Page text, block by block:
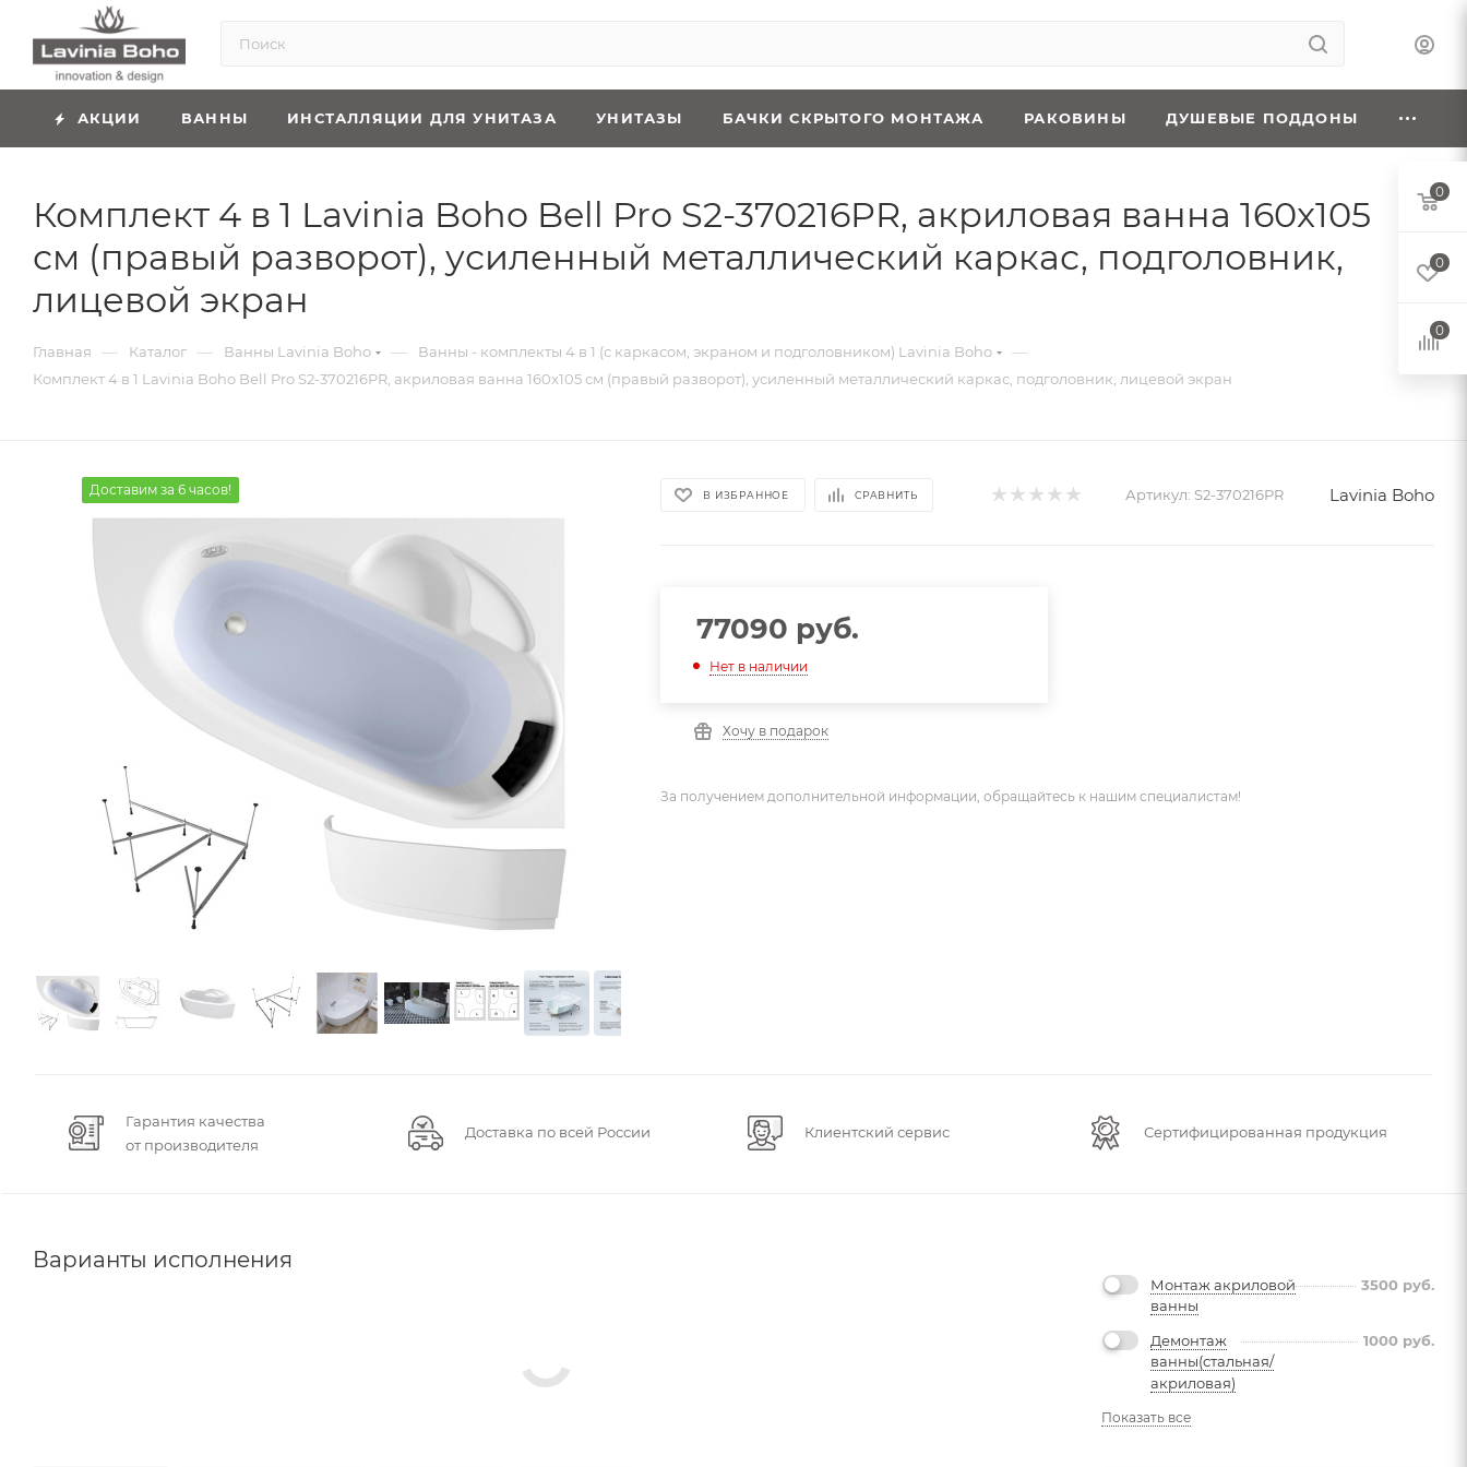
АКЦИИ ВАННЫ ИНСТАЛЛЯЦИИ ДЛЯ УНИТАЗА УНИТАЗЫ БАЧКИ СКРЫТОГО МОНТАЖА РАКОВИНЫ ДУШЕВЫЕ ПОДДОНЫ
Комплект 4 в 1 Lavinia Boho Bell Pro S2-370216PR, акриловая ванна 160x105
см (правый разворот), усиленный металлический каркас, подголовник,
лицевой экран
Главная — Каталог — Ванны Lavinia Boho — Ванны - комплекты 4 в 1 (с каркасом, экраном и подголовником) Lavinia Boho —
Комплект 4 в 1 Lavinia Boho Bell Pro S2-370216PR, акриловая ванна 160x105 см (правый разворот), усиленный металлический каркас, подголовник, лицевой экран
Доставим за 6 часов! В ИЗБРАННОЕ СРАВНИТЬ Артикул: S2-370216PR Lavinia Boho
77090 руб.
Нет в наличии
Хочу в подарок
За получением дополнительной информации, обращайтесь к нашим специалистам!
Гарантия качества
от производителя
Доставка по всей России Клиентский сервис Сертифицированная продукция
Варианты исполнения
Монтаж акриловой
ванны
3500 руб.
Демонтаж
ванны(стальная/
акриловая)
1000 руб.
Показать все
0
0
0